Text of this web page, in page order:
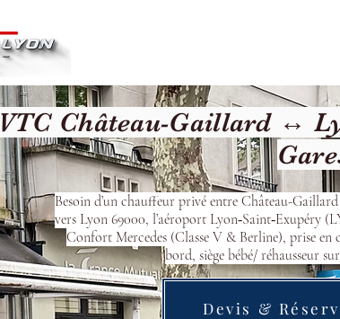
VTC Château-Gaillard ↔
Besoin d’un chauffeur privé entre Château-
vers Lyon 69000, l’aéroport Lyon‑Saint‑Exupéry
Confort Mercedes (Classe V & Berline), prise en
bord, siège bébé/ réhausseur
Devis &